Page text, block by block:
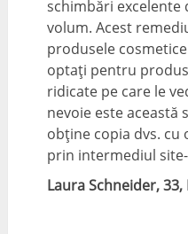
schimbări excelente
volum. Acest
produsele
optați pentru
ridicate pe care le
nevoie este această
obține copia dvs. cu
prin intermediul
Laura Schneider,